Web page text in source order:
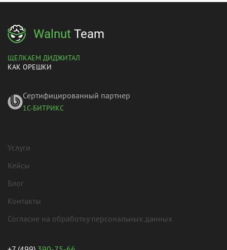
Walnut Team
ЩЕЛКАЕМ ДИДЖИТАЛ
КАК ОРЕШКИ
Сертифицированный партнер
1С-БИТРИКС
Услуги
Кейсы
Блог
Контакты
Согласие на обработку персональных данных